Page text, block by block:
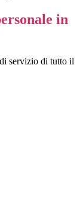
in
servizio di tutto il